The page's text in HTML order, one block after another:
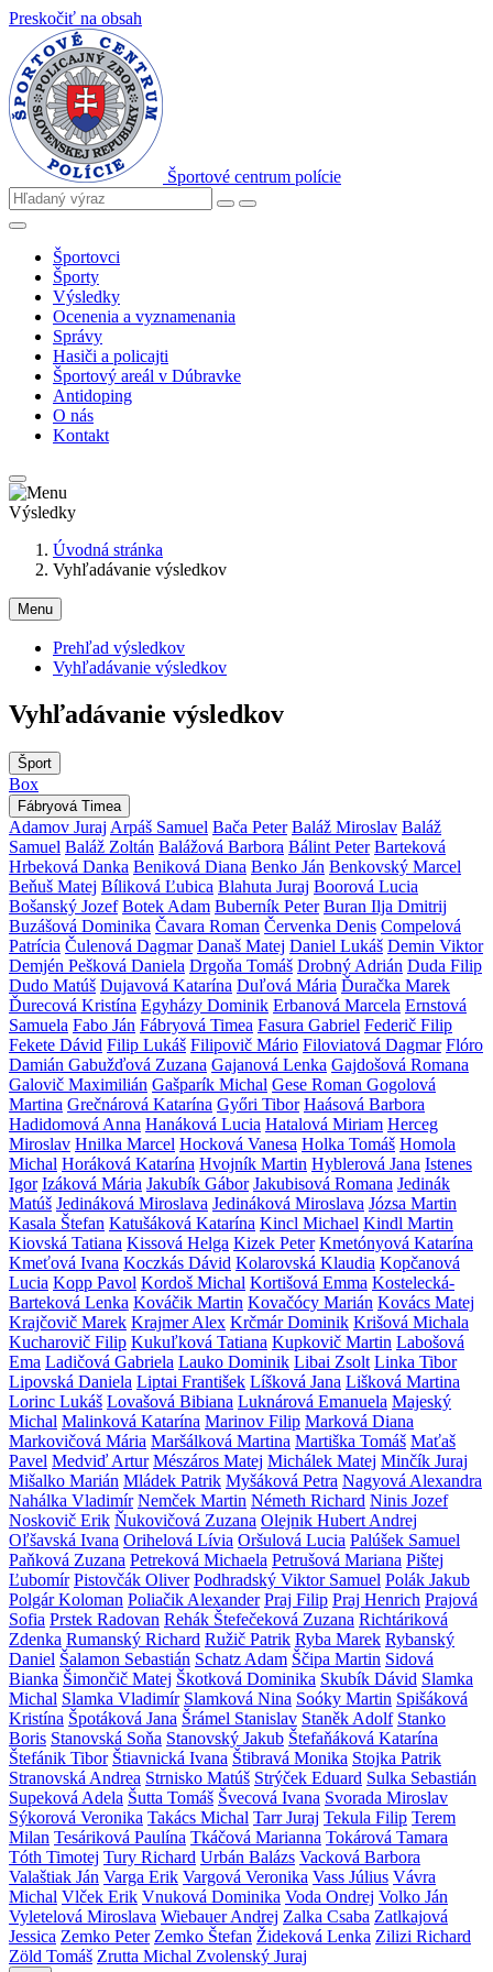
Preskočiť na obsah
Športové centrum polície
Športovci
Športy
Výsledky
Ocenenia a vyznamenania
Správy
Hasiči a policajti
Športový areál v Dúbravke
Antidoping
O nás
Kontakt
Výsledky
Úvodná stránka
Vyhľadávanie výsledkov
Menu
Prehľad výsledkov
Vyhľadávanie výsledkov
Vyhľadávanie výsledkov
Šport
Box
Fábryová Timea
Adamov Juraj Arpáš Samuel Bača Peter Baláž Miroslav Baláž
Samuel Baláž Zoltán Balážová Barbora Bálint Peter Barteková
Hrbeková Danka Beniková Diana Benko Ján Benkovský Marcel
Beňuš Matej Bíliková Ľubica Blahuta Juraj Boorová Lucia
Bošanský Jozef Botek Adam Buberník Peter Buran Ilja Dmitrij
Buzášová Dominika Čavara Roman Červenka Denis Compelová
Patrícia Čulenová Dagmar Današ Matej Daniel Lukáš Demin Viktor
Demjén Pešková Daniela Drgoňa Tomáš Drobný Adrián Duda Filip
Dudo Matúš Dujavová Katarína Duľová Mária Ďuračka Marek
Ďurecová Kristína Egyházy Dominik Erbanová Marcela Ernstová
Samuela Fabo Ján Fábryová Timea Fasura Gabriel Federič Filip
Fekete Dávid Filip Lukáš Filipovič Mário Filoviatová Dagmar Flóro
Damián Gabužďová Zuzana Gajanová Lenka Gajdošová Romana
Galovič Maximilián Gašparík Michal Gese Roman Gogolová
Martina Grečnárová Katarína Győri Tibor Haásová Barbora
Hadidomová Anna Hanáková Lucia Hatalová Miriam Herceg
Miroslav Hnilka Marcel Hocková Vanesa Holka Tomáš Homola
Michal Horáková Katarína Hvojník Martin Hyblerová Jana Istenes
Igor Izáková Mária Jakubík Gábor Jakubisová Romana Jedinák
Matúš Jedináková Miroslava Jedináková Miroslava Józsa Martin
Kasala Štefan Katušáková Katarína Kincl Michael Kindl Martin
Kiovská Tatiana Kissová Helga Kizek Peter Kmetónyová Katarína
Kmeťová Ivana Koczkás Dávid Kolarovská Klaudia Kopčanová
Lucia Kopp Pavol Kordoš Michal Kortišová Emma Kostelecká-
Barteková Lenka Kováčik Martin Kovačócy Marián Kovács Matej
Krajčovič Marek Krajmer Alex Krčmár Dominik Krišová Michala
Kucharovič Filip Kukuľková Tatiana Kupkovič Martin Labošová
Ema Ladičová Gabriela Lauko Dominik Libai Zsolt Linka Tibor
Lipovská Daniela Liptai František Líšková Jana Lišková Martina
Lorinc Lukáš Lovašová Bibiana Luknárová Emanuela Majeský
Michal Malinková Katarína Marinov Filip Marková Diana
Markovičová Mária Maršálková Martina Martiška Tomáš Maťaš
Pavel Medviď Artur Mészáros Matej Michálek Matej Minčík Juraj
Mišalko Marián Mládek Patrik Myšáková Petra Nagyová Alexandra
Nahálka Vladimír Nemček Martin Németh Richard Ninis Jozef
Noskovič Erik Ňukovičová Zuzana Olejnik Hubert Andrej
Oľšavská Ivana Orihelová Lívia Oršulová Lucia Palúšek Samuel
Paňková Zuzana Petreková Michaela Petrušová Mariana Pištej
Ľubomír Pistovčák Oliver Podhradský Viktor Samuel Polák Jakub
Polgár Koloman Poliačik Alexander Praj Filip Praj Henrich Prajová
Sofia Prstek Radovan Rehák Štefečeková Zuzana Richtáriková
Zdenka Rumanský Richard Ružič Patrik Ryba Marek Rybanský
Daniel Šalamon Sebastián Schatz Adam Ščipa Martin Sidová
Bianka Šimončič Matej Škotková Dominika Skubík Dávid Slamka
Michal Slamka Vladimír Slamková Nina Soóky Martin Spišáková
Kristína Špotáková Jana Šrámel Stanislav Staněk Adolf Stanko
Boris Stanovská Soňa Stanovský Jakub Štefaňáková Katarína
Štefánik Tibor Štiavnická Ivana Štibravá Monika Stojka Patrik
Stranovská Andrea Strnisko Matúš Strýček Eduard Sulka Sebastián
Supeková Adela Šutta Tomáš Švecová Ivana Svorada Miroslav
Sýkorová Veronika Takács Michal Tarr Juraj Tekula Filip Terem
Milan Tesáriková Paulína Tkáčová Marianna Tokárová Tamara
Tóth Timotej Tury Richard Urbán Balázs Vacková Barbora
Valaštiak Ján Varga Erik Vargová Veronika Vass Július Vávra
Michal Vlček Erik Vnuková Dominika Voda Ondrej Volko Ján
Vyletelová Miroslava Wiebauer Andrej Zalka Csaba Zatlkajová
Jessica Zemko Peter Zemko Štefan Žideková Lenka Zilizi Richard
Zöld Tomáš Zrutta Michal Zvolenský Juraj